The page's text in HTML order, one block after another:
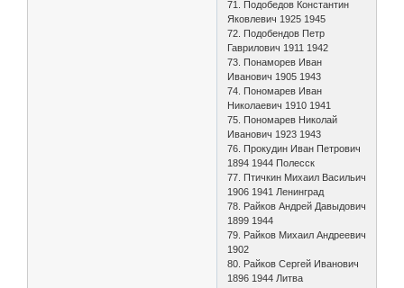
71. Подобедов Константин
Яковлевич 1925 1945
72. Подобендов Петр
Гаврилович 1911 1942
73. Понаморев Иван
Иванович 1905 1943
74. Пономарев Иван
Николаевич 1910 1941
75. Пономарев Николай
Иванович 1923 1943
76. Прокудин Иван Петрович
1894 1944 Полесск
77. Птичкин Михаил Васильич
1906 1941 Ленинград
78. Райков Андрей Давыдович
1899 1944
79. Райков Михаил Андреевич
1902
80. Райков Сергей Иванович
1896 1944 Литва